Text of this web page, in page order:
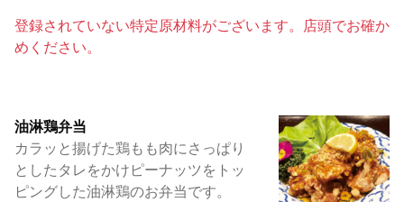
登録されていない特定原材料がございます。店頭でお確か
めください。
油淋鶏弁当
カラッと揚げた鶏もも肉にさっぱり
としたタレをかけピーナッツをトッ
ピングした油淋鶏のお弁当です。